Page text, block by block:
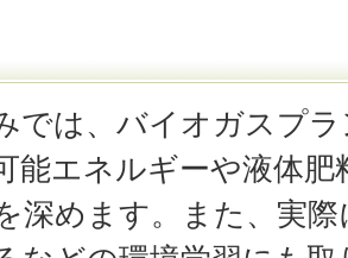
では、バイオガスプラ
能エネルギーや液体
深めます。また、実